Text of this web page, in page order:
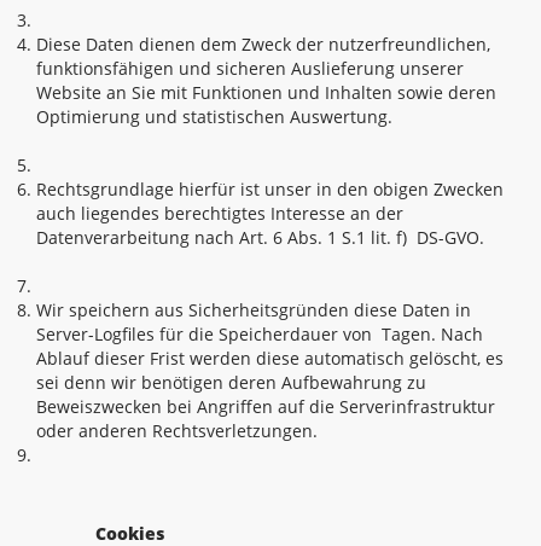
Diese Daten dienen dem Zweck der nutzerfreundlichen,
funktionsfähigen und sicheren Auslieferung unserer
Website an Sie mit Funktionen und Inhalten sowie deren
Optimierung und statistischen Auswertung.
Rechtsgrundlage hierfür ist unser in den obigen Zwecken
auch liegendes berechtigtes Interesse an der
Datenverarbeitung nach Art. 6 Abs. 1 S.1 lit. f) DS-GVO.
Wir speichern aus Sicherheitsgründen diese Daten in
Server-Logfiles für die Speicherdauer von Tagen. Nach
Ablauf dieser Frist werden diese automatisch gelöscht, es
sei denn wir benötigen deren Aufbewahrung zu
Beweiszwecken bei Angriffen auf die Serverinfrastruktur
oder anderen Rechtsverletzungen.
Cookies